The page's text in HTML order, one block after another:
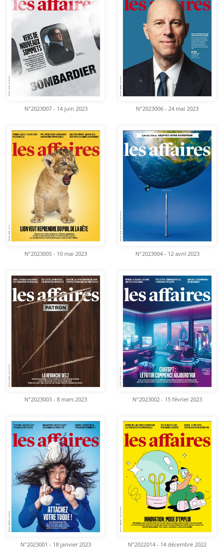
N°2023007 - 14 juin 2023 N°2023006 - 24 mai 2023
N°2023005 - 10 mai 2023 N°2023004 - 12 avril 2023
N°2023003 - 8 mars 2023 N°2023002 - 15 février 2023
N°2023001 - 18 janvier 2023 N°2022014 - 14 décembre 2022